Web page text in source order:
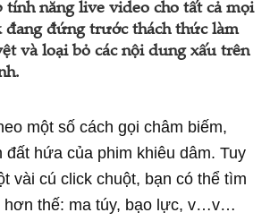
tính năng live video cho tất cả mọi
đang đứng trước thách thức làm
và loại bỏ các nội dung xấu trên
một số cách gọi châm biếm,
hứa của phim khiêu dâm. Tuy
vài cú click chuột, bạn có thể tìm
hơn thế: ma túy, bạo lực, v…v…